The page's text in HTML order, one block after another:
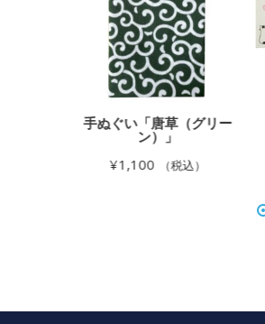
手ぬぐい「唐草（グリー
ン）」
¥1,100 （税込）